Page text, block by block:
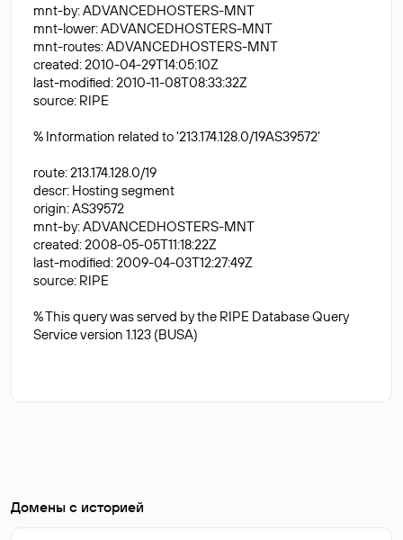
mnt-by: ADVANCEDHOSTERS-MNT
mnt-lower: ADVANCEDHOSTERS-MNT
mnt-routes: ADVANCEDHOSTERS-MNT
created: 2010-04-29T14:05:10Z
last-modified: 2010-11-08T08:33:32Z
source: RIPE
% Information related to '213.174.128.0/19AS39572'
route: 213.174.128.0/19
descr: Hosting segment
origin: AS39572
mnt-by: ADVANCEDHOSTERS-MNT
created: 2008-05-05T11:18:22Z
last-modified: 2009-04-03T12:27:49Z
source: RIPE
% This query was served by the RIPE Database Query
Service version 1.123 (BUSA)
Домены с историей